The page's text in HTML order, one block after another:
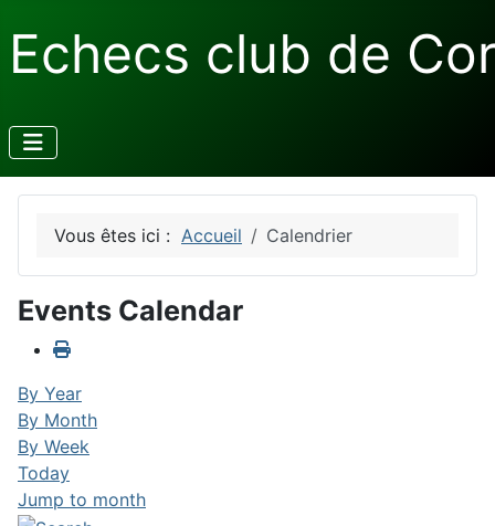
Echecs club de
Vous êtes ici : Accueil Calendrier
Events Calendar
By Year
By Month
By Week
Today
Jump to month